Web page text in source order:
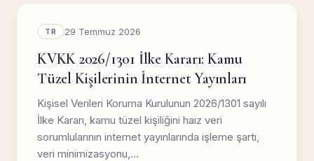
TR 29 Temmuz 2026
KVKK 2026/1301 İlke Kararı: Kamu
Tüzel Kişilerinin İnternet Yayınları
Kişisel Verileri Koruma Kurulunun 2026/1301 sayılı
İlke Kararı, kamu tüzel kişiliğini haiz veri
sorumlularının internet yayınlarında işleme şartı,
veri minimizasyonu,…